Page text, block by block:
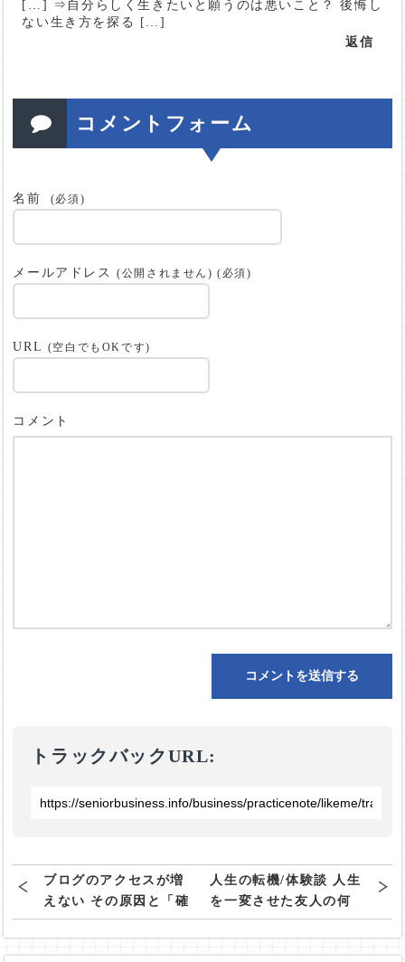
[…] ⇒自分らしく生きたいと願うのは悪いこと？ 後悔し
ない生き方を探る […]
返信
コメントフォーム
名前 (必須)
メールアドレス(公開されません) (必須)
URL (空白でもOKです)
コメント
トラックバックURL:
ブログのアクセスが増
えない その原因と「確
実に」アクセスアップ
する施策
人生の転機/体験談 人生
を一変させた友人の何
気ない一言とは